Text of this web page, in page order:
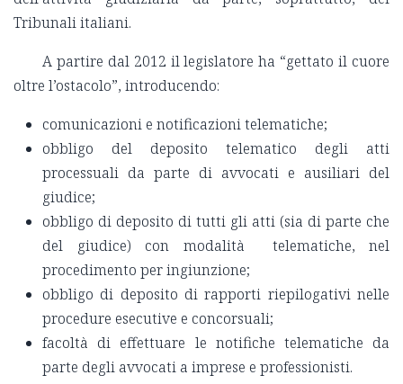
Tribunali italiani.
A partire dal 2012 il legislatore ha “gettato il cuore
oltre l’ostacolo”, introducendo:
comunicazioni e notificazioni telematiche;
obbligo del deposito telematico degli atti
processuali da parte di avvocati e ausiliari del
giudice;
obbligo di deposito di tutti gli atti (sia di parte che
del giudice) con modalità telematiche, nel
procedimento per ingiunzione;
obbligo di deposito di rapporti riepilogativi nelle
procedure esecutive e concorsuali;
facoltà di effettuare le notifiche telematiche da
parte degli avvocati a imprese e professionisti.